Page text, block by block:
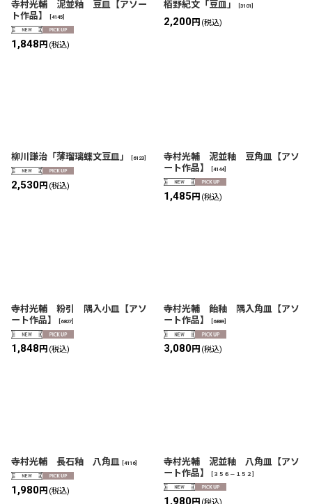
寺村光輔 泥並釉 豆皿【アソー
ト作品】
4145
1,848 円 (税込)
栢野紀文「豆皿」 3101
2,200円 (税込)
柳川謙治「薄瑠璃蝶文豆皿」 6123
2,530円 (税込)
寺村光輔 泥並釉 豆角皿【アソ
ート作品】
4144]
1,485 円 (税込)
寺村光輔 粉引 隅入小皿【アソ
ート作品】
6827
1,848 円 (税込)
寺村光輔 飴釉 隅入角皿【アソ
ート作品】
6889
3,080円 (税込)
寺村光輔 長石釉 八角皿 [4116]
1,980円 (税込)
寺村光輔 泥並釉 八角皿【アソ
ート作品】
[ ３５６－１５２ ]
1,980円 (税込)